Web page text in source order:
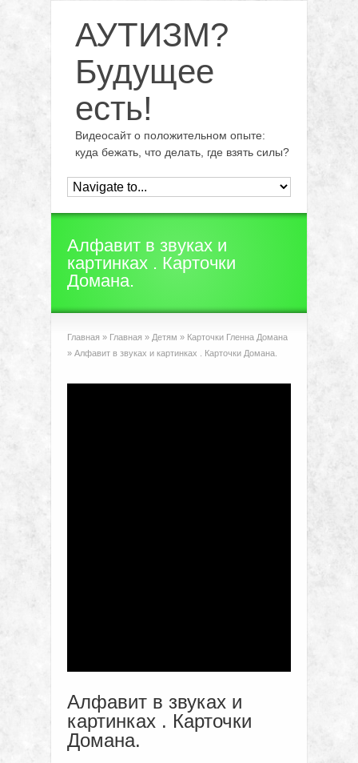
АУТИЗМ?
Будущее
есть!
Видеосайт о положительном опыте:
куда бежать, что делать, где взять силы?
Алфавит в звуках и
картинках . Карточки
Домана.
Главная » Главная » Детям » Карточки Гленна Домана
» Алфавит в звуках и картинках . Карточки Домана.
Алфавит в звуках и
картинках . Карточки
Домана.